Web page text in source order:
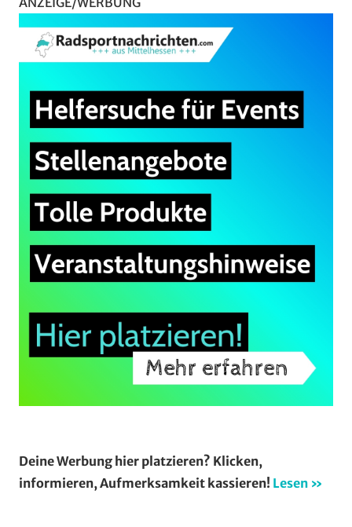
Deine Werbung hier platzieren? Klicken,
informieren, Aufmerksamkeit kassieren! Lesen »